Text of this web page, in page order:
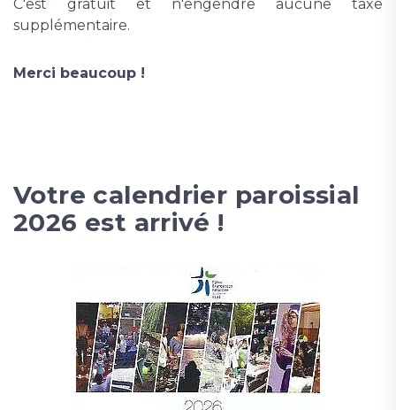
C'est gratuit et n'engendre aucune taxe
supplémentaire.
Merci beaucoup !
Votre calendrier paroissial
2026 est arrivé !